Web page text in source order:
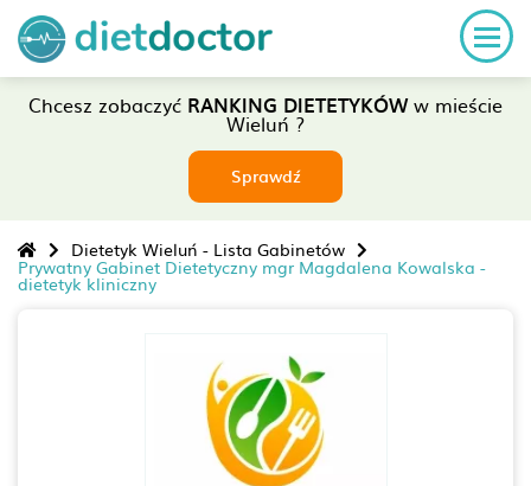
Chcesz zobaczyć RANKING DIETETYKÓWw mieście
Wieluń ?
Sprawdź
Dietetyk Wieluń - Lista Gabinetów
Prywatny Gabinet Dietetyczny mgr Magdalena Kowalska -
dietetyk kliniczny